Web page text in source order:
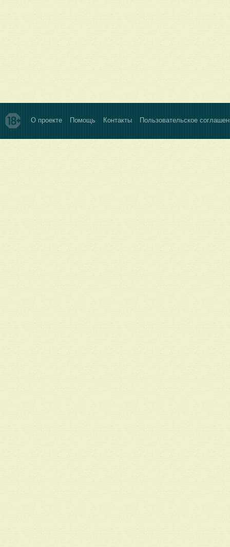
О проекте Помощь Контакты Пользовательское